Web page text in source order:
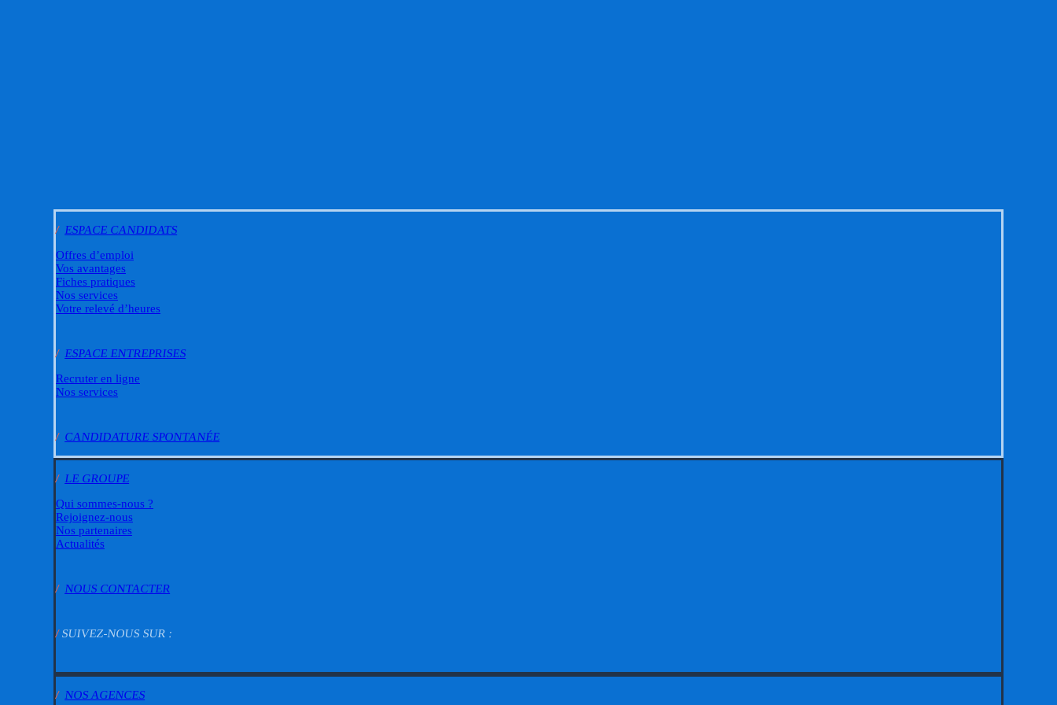
/ ESPACE CANDIDATS
Offres d’emploi
Vos avantages
Fiches pratiques
Nos services
Votre relevé d’heures
/ ESPACE ENTREPRISES
Recruter en ligne
Nos services
/ CANDIDATURE SPONTANÉE
/ LE GROUPE
Qui sommes-nous ?
Rejoignez-nous
Nos partenaires
Actualités
/NOUS CONTACTER
/SUIVEZ-NOUS SUR :
/ NOS AGENCES